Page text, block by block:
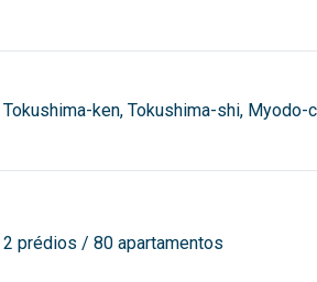
Tokushima-ken, Tokushima-shi, Myodo-
2 prédios / 80 apartamentos